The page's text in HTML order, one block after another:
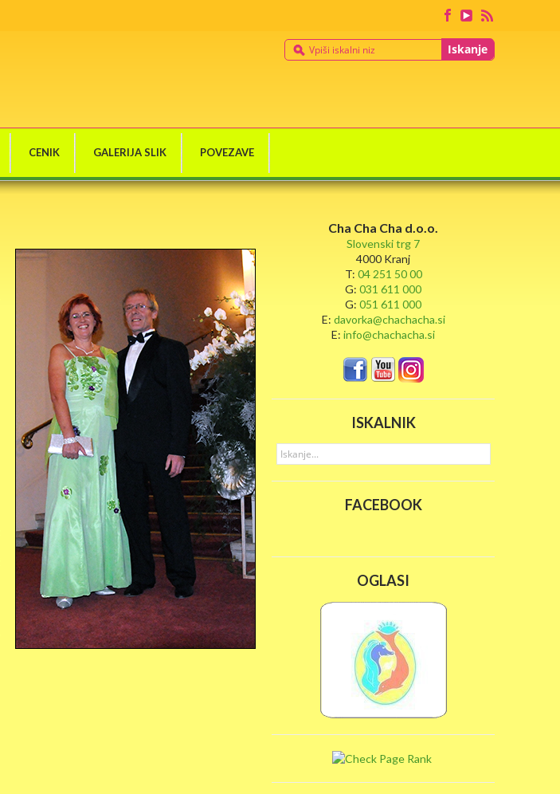
Iskanje
CENIK GALERIJA SLIK POVEZAVE
Cha Cha Cha d.o.o.
Slovenski trg 7
4000 Kranj
T: 04 251 50 00
G: 031 611 000
G: 051 611 000
E: davorka@chachacha.si
E: info@chachacha.si
ISKALNIK
FACEBOOK
OGLASI